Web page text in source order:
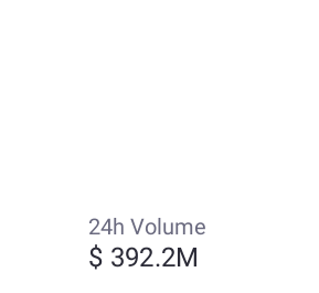
24h Volume
$ 392.2M